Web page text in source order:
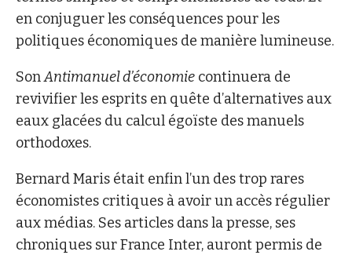
en conjuguer les conséquences pour les
politiques économiques de manière lumineuse.
SonAntimanuel d’économie continuera de
revivifier les esprits en quête d’alternatives aux
eaux glacées du calcul égoïste des manuels
orthodoxes.
Bernard Maris était enfin l’un des trop rares
économistes critiques à avoir un accès régulier
aux médias. Ses articles dans la presse, ses
chroniques sur France Inter, auront permis de